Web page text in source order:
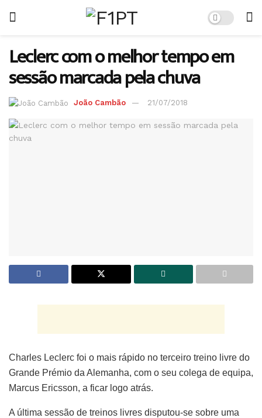
Leclerc com o melhor tempo em
sessão marcada pela chuva
João Cambão 21/07/2018
Charles Leclerc foi o mais rápido no terceiro treino livre do
Grande Prémio da Alemanha, com o seu colega de equipa,
Marcus Ericsson, a ficar logo atrás.
A última sessão de treinos livres disputou-se sobre uma